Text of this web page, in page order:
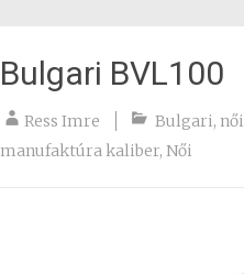
Bulgari BVL100
Ress Imre Bulgari, női
manufaktúra kaliber, Női